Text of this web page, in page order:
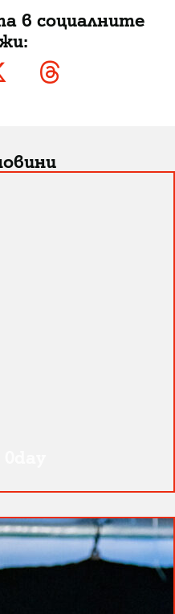
в социалните